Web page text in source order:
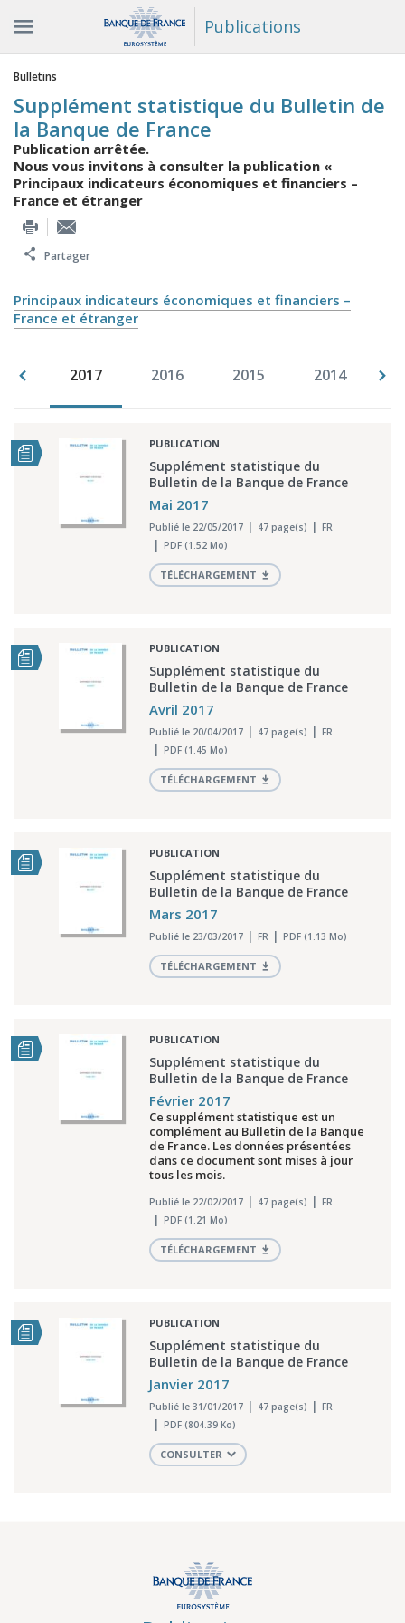
Publications
Vous êtes ici
Bulletins
Supplément statistique du Bulletin de
la Banque de France
Publication arrêtée.
Nous vous invitons à consulter la publication «
Principaux indicateurs économiques et financiers –
France et étranger
Partager
Principaux indicateurs économiques et financiers –
France et étranger
2017 2016 2015 2014
PUBLICATION
Supplément statistique du
Bulletin de la Banque de France
Mai 2017
Publié le 22/05/2017 47 page(s)
FR
PDF (1.52 Mo)
TÉLÉCHARGEMENT
PUBLICATION
Supplément statistique du
Bulletin de la Banque de France
Avril 2017
Publié le 20/04/2017 47 page(s)
FR
PDF (1.45 Mo)
TÉLÉCHARGEMENT
PUBLICATION
Supplément statistique du
Bulletin de la Banque de France
Mars 2017
Publié le 23/03/2017 FR PDF (1.13 Mo)
TÉLÉCHARGEMENT
PUBLICATION
Supplément statistique du
Bulletin de la Banque de France
Février 2017
Ce supplément statistique est un
complément au Bulletin de la Banque
de France. Les données présentées
dans ce document sont mises à jour
tous les mois.
Publié le 22/02/2017 47 page(s)
FR
PDF (1.21 Mo)
TÉLÉCHARGEMENT
PUBLICATION
Supplément statistique du
Bulletin de la Banque de France
Janvier 2017
Publié le 31/01/2017 47 page(s)
FR
PDF (804.39 Ko)
CONSULTER